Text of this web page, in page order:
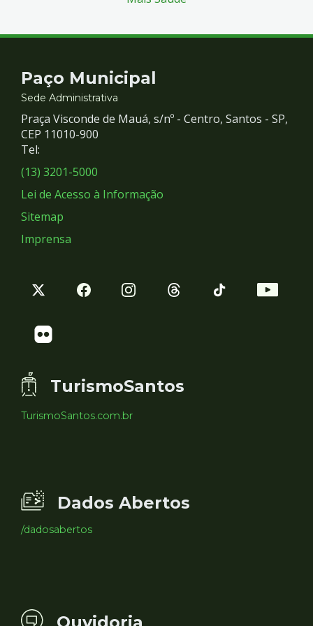
Contato
e
Redes
Sociais
Paço Municipal
Sede Administrativa
Praça Visconde de Mauá, s/nº - Centro, Santos - SP,
CEP 11010-900
Tel:
(13) 3201-5000
Lei de Acesso à Informação
Sitemap
Imprensa
TurismoSantos
TurismoSantos.com.br
Dados Abertos
/dadosabertos